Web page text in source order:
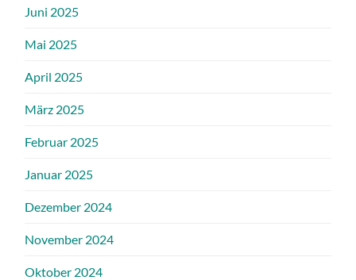
Juni 2025
Mai 2025
April 2025
März 2025
Februar 2025
Januar 2025
Dezember 2024
November 2024
Oktober 2024